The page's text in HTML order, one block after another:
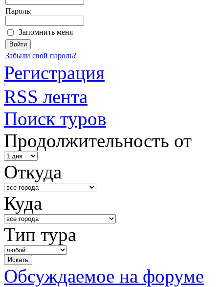
Пароль:
Запомнить меня
Забыли свой пароль?
Регистрация
RSS лента
Поиск туров
Продолжительность от
Откуда
Куда
Тип тура
Обсуждаемое на форуме